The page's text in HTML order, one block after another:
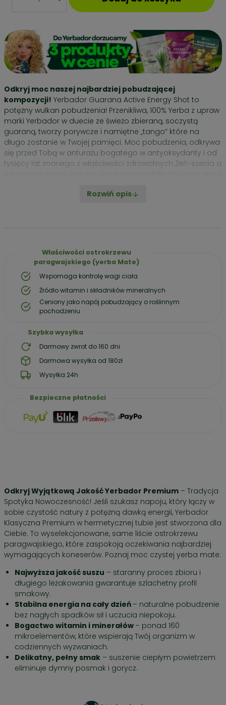
MATE
ULTRA
ENERGIA
–
GUARANA
+
BUKOWY
NABIERAK
Odkryj moc naszej najbardziej pobudzającej
kompozycji! Yerbador Guarana Active Energy Shot to
potężny wulkan pobudzenia! Przenikliwa, 100% Yerba z upraw
marki Yerbador w duecie ze świeżo zbieraną, soczystą
guaraną, tworzy porywcze i namiętne „tango” które na
długo zostanie w Twojej pamięci. Moc pobudzenia, odkrywa
się przed Tobą w anturażu bogatego w antyoksydanty i od
tysięcy lat znanego z właściwości zdrowotnych Żeń-szenia a
spróbujesz, Yerba nigdy nie będzie już taka sama.
Cena / 100g – 53,33 zł
Rozwiń opis
Właściwości ostrokrzewu
paragwajskiego (yerba Mate)
Wspomaga kontrolę wagi ciała
Źródło witamin i składników mineralnych
Ceniony jako napój pobudzający o roślinnym
pochodzeniu
Szybka wysyłka
Darmowy zwrot do 160 dni
Darmowa wysyłka od 180zł
Wysyłka 24h
Bezpieczne płatności
Odkryj Wyjątkową Jakość Yerbador Premium – Tradycja
Spotyka Nowoczesność! Jeśli szukasz napoju, który łączy w
sobie czystość natury z potężną dawką energii, Yerbador
Klasyczna Premium w hermetycznej tubie jest stworzona dla
Ciebie. To wyselekcjonowane, same liście ostrokrzewu
paragwajskiego, które zaspokoją oczekiwania najbardziej
wymagających koneserów. Poznaj moc czystej yerba mate:
Najwyższa jakość suszu – staranny proces zbioru i
długiego leżakowania gwarantuje szlachetny profil
smakowy.
Stabilna energia na cały dzień – naturalne pobudzenie
bez nagłych spadków sił i uczucia niepokoju.
Bogactwo witamin i minerałów – ponad 160
mikroelementów, które wspierają Twój organizm w
codziennych wyzwaniach.
Delikatny, pełny smak – suszenie ciepłym powietrzem
eliminuje dymny posmak i gorycz.